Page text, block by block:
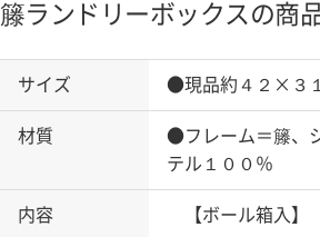
籐ランドリーボックスの商
サイズ ●現品約４２×３
材質
●フレーム＝籐、
テル１００％
内容 【ボール箱入】